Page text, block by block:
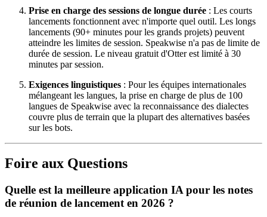
Prise en charge des sessions de longue durée : Les courts
lancements fonctionnent avec n'importe quel outil. Les longs
lancements (90+ minutes pour les grands projets) peuvent
atteindre les limites de session. Speakwise n'a pas de limite de
durée de session. Le niveau gratuit d'Otter est limité à 30
minutes par session.
Exigences linguistiques : Pour les équipes internationales
mélangeant les langues, la prise en charge de plus de 100
langues de Speakwise avec la reconnaissance des dialectes
couvre plus de terrain que la plupart des alternatives basées
sur les bots.
Foire aux Questions
Quelle est la meilleure application IA pour les notes
de réunion de lancement en 2026 ?